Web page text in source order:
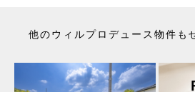
他のウィルプロデュース物件も